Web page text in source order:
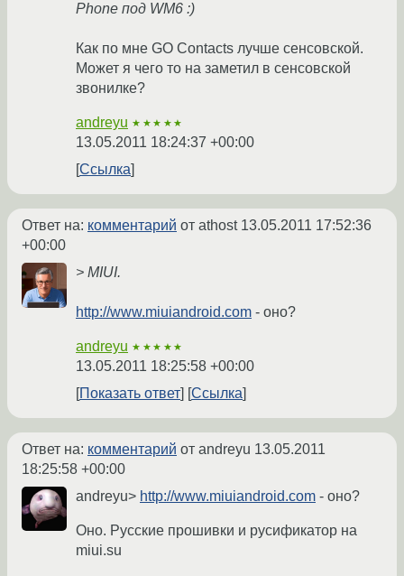
Phone под WM6 :)
Как по мне GO Contacts лучше сенсовской.
Может я чего то на заметил в сенсовской
звонилке?
andreyu ★★★★★
13.05.2011 18:24:37 +00:00
Ссылка
Ответ на: комментарий от athost 13.05.2011 17:52:36
+00:00
> MIUI.
http://www.miuiandroid.com - оно?
andreyu ★★★★★
13.05.2011 18:25:58 +00:00
Показать ответ
Ссылка
Ответ на: комментарий от andreyu 13.05.2011
18:25:58 +00:00
andreyu> http://www.miuiandroid.com - оно?
Оно. Русские прошивки и русификатор на
miui.su